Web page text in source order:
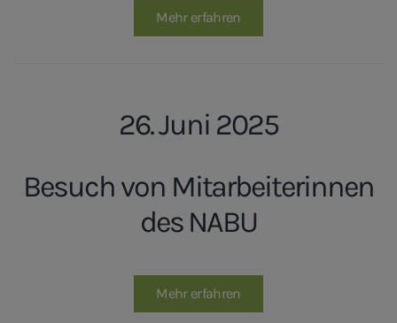
Mehr erfahren
26. Juni 2025
Besuch von Mitarbeiterinnen
des NABU
Mehr erfahren